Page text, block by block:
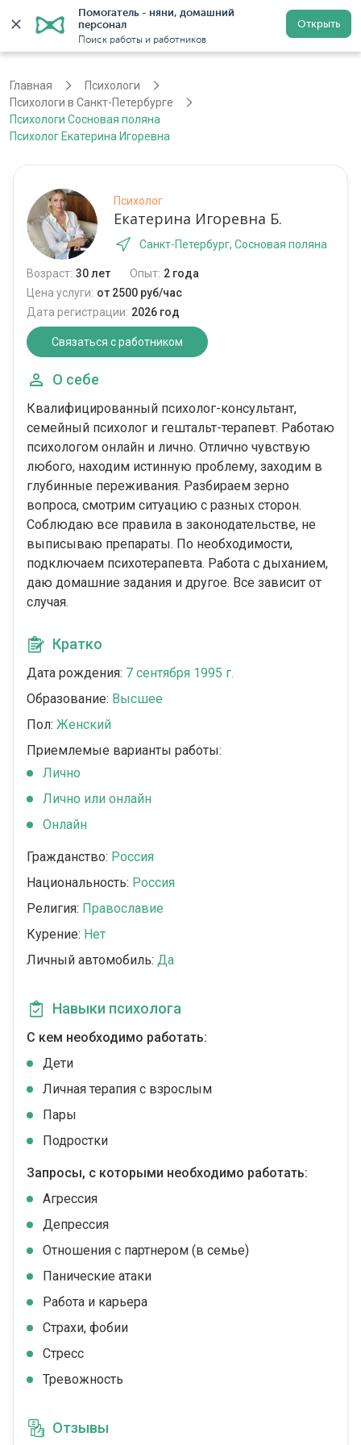
Помогатель - няни, домашний
персонал
Поиск работы и работников
Открыть
Санкт-Петербург Регистрация
Главная
Психологи
Психологи в Санкт-Петербурге
Психологи Сосновая поляна
Психолог Екатерина Игоревна
Психолог
Екатерина Игоревна Б.
Санкт-Петербург, Сосновая поляна
Возраст: 30 лет Опыт: 2 года
Цена услуги: от 2500 руб/час
Дата регистрации: 2026 год
Связаться с работником
О себе
Квалифицированный психолог-консультант,
семейный психолог и гештальт-терапевт. Работаю
психологом онлайн и лично. Отлично чувствую
любого, находим истинную проблему, заходим в
глубинные переживания. Разбираем зерно
вопроса, смотрим ситуацию с разных сторон.
Соблюдаю все правила в законодательстве, не
выписываю препараты. По необходимости,
подключаем психотерапевта. Работа с дыханием,
даю домашние задания и другое. Все зависит от
случая.
Кратко
Дата рождения: 7 сентября 1995 г.
Образование: Высшее
Пол: Женский
Приемлемые варианты работы:
Лично
Лично или онлайн
Онлайн
Гражданство: Россия
Национальность: Россия
Религия: Православие
Курение: Нет
Личный автомобиль: Да
Навыки психолога
С кем необходимо работать:
Дети
Личная терапия с взрослым
Пары
Подростки
Запросы, с которыми необходимо работать:
Агрессия
Депрессия
Отношения с партнером (в семье)
Панические атаки
Работа и карьера
Страхи, фобии
Стресс
Тревожность
Отзывы